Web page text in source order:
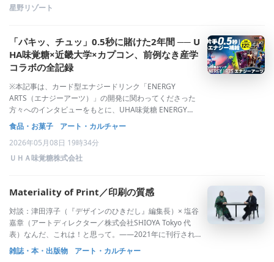
星野リゾート
「パキッ、チュッ」0.5秒に賭けた2年間 ── U
HA味覚糖×近畿大学×カプコン、前例なき産学
コラボの全記録
※本記事は、カード型エナジードリンク「ENERGY
ARTS（エナジーアーツ）」の開発に関わってくださった
方々へのインタビューをもとに、UHA味覚糖 ENERGY
ARTS プロジェクトリーダー・川越亮太がその開発ストー
リーをまとめたものです。プロローグ｜「飲む」ことを意
識させない、という問い試合開
食品・お菓子
アート・カルチャー
2026年05月08日 19時34分
ＵＨＡ味覚糖株式会社
Materiality of Print／印刷の質感
対談：津田淳子（『デザインのひきだし』編集長）× 塩谷
嘉章（アートディレクター／株式会社SHIOYA Tokyo 代
表）なんだ、これは！と思って。――2021年に刊行された
『ディテール9月号別冊 Contemporary Surface Design
and Technology』（以降『ディテール
雑誌・本・出版物 アート・カルチャー